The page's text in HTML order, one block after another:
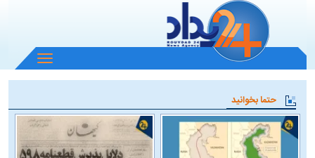
باز
و
منو
حتما بخوانید